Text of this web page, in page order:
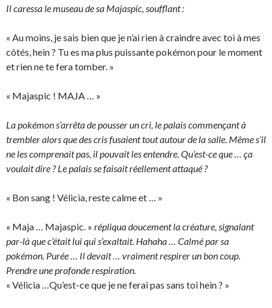
Il caressa le museau de sa Majaspic, soufflant :
« Au moins, je sais bien que je n’ai rien à craindre avec toi à mes
côtés, hein ? Tu es ma plus puissante pokémon pour le moment
et rien ne te fera tomber. »
« Majaspic ! MAJA … »
La pokémon s’arrêta de pousser un cri, le palais commençant à
trembler alors que des cris fusaient tout autour de la salle. Même s’il
ne les comprenait pas, il pouvait les entendre. Qu’est-ce que … ça
voulait dire ? Le palais se faisait réellement attaqué ?
« Bon sang ! Vélicia, reste calme et … »
« Maja … Majaspic. » répliqua doucement la créature, signalant
par-là que c’était lui qui s’exaltait. Hahaha … Calmé par sa
pokémon. Purée … Il devait … vraiment respirer un bon coup.
Prendre une profonde respiration.
« Vélicia …Qu’est-ce que je ne ferai pas sans toi hein ? »